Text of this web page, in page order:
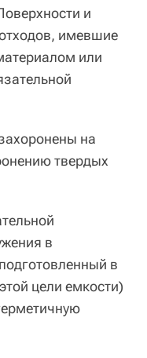
и
имевшие
или
на
твердых
в
в
цели емкости)